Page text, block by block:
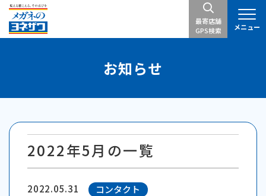
最寄店舗
GPS検索
お知らせ
2022年5月の一覧
2022.05.31 コンタクト
メニュー